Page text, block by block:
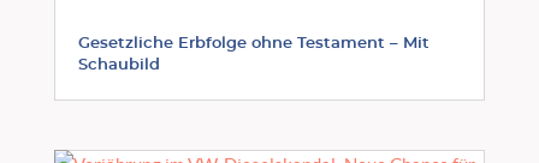
Gesetzliche Erbfolge ohne Testament – Mit
Schaubild